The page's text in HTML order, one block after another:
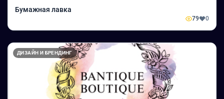
Бумажная лавка
79 0
ДИЗАЙН И БРЕНДИНГ